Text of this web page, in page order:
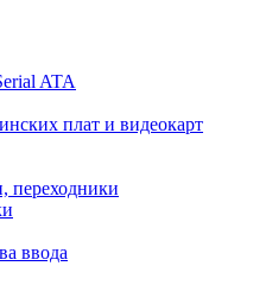
ATA
плат и видеокарт
переходники
ввода